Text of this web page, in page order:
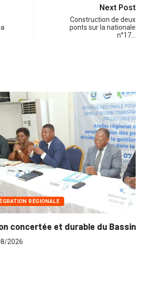
Next Post
Construction de deux
ponts sur la nationale
n°17…
et durable du Bassin du...